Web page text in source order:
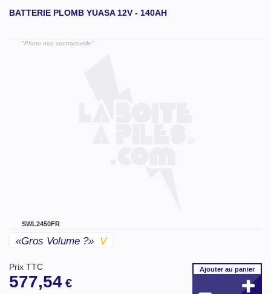
BATTERIE PLOMB YUASA 12V - 140AH
"Photo non contractuelle"
SWL2450FR
«gros Volume ?» V
Prix TTC
577,54 €
Ajouterau panier